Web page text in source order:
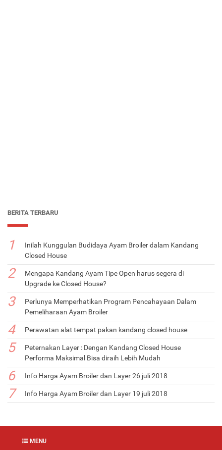
BERITA TERBARU
Inilah Kunggulan Budidaya Ayam Broiler dalam Kandang
Closed House
Mengapa Kandang Ayam Tipe Open harus segera di
Upgrade ke Closed House?
Perlunya Memperhatikan Program Pencahayaan Dalam
Pemeliharaan Ayam Broiler
Perawatan alat tempat pakan kandang closed house
Peternakan Layer : Dengan Kandang Closed House
Performa Maksimal Bisa diraih Lebih Mudah
Info Harga Ayam Broiler dan Layer 26 juli 2018
Info Harga Ayam Broiler dan Layer 19 juli 2018
MENU